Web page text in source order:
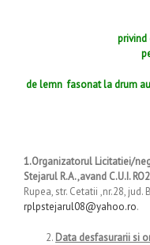
privind
de lemn fasonat la drum
1.Organizatorul Licitatiei/
Stejarul R.A.,avand C.U.I.
Rupea, str. Cetatii ,nr.28,
rplpstejarul08@yahoo.ro.
Data desfasurarii si